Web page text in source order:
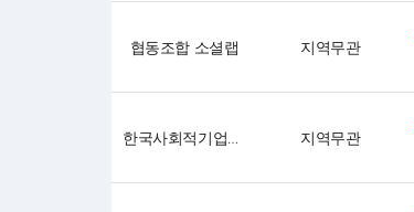
협동조합 소셜랩 지역무관
한국사회적기업진흥원 지역무관